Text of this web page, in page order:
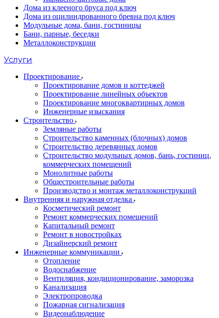
Дома из клееного бруса под ключ
Дома из оцилиндрованного бревна под ключ
Модульные дома, бани, гостиницы
Бани, парные, беседки
Металлоконструкции
Услуги
Проектирование
Проектирование домов и коттеджей
Проектирование линейных объектов
Проектирование многоквартирных домов
Инженерные изыскания
Строительство
Земляные работы
Строительство каменных (блочных) домов
Строительство деревянных домов
Строительство модульных домов, бань, гостиниц,
коммерческих помещений
Монолитные работы
Общестроительные работы
Производство и монтаж металлоконструкций
Внутренняя и наружная отделка
Косметический ремонт
Ремонт коммерческих помещений
Капитальный ремонт
Ремонт в новостройках
Дизайнерский ремонт
Инженерные коммуникации
Отопление
Водоснабжение
Вентиляция, кондиционирование, заморозка
Канализация
Электропроводка
Пожарная сигнализация
Видеонаблюдение